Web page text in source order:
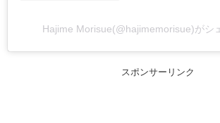
Hajime Morisue(@hajimemorisue)がシ
スポンサーリンク